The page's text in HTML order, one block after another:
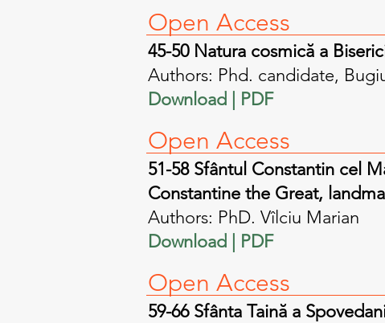
Open Access
45-50 Natura cosmică a
Authors: Phd. candidate,
Download | PDF​
Open Access
51-58 Sfântul Constantin cel
Constantine the Great,
Authors: PhD. Vîlciu Marian
Download | PDF​
Open Access
59-66 Sfânta Taină a